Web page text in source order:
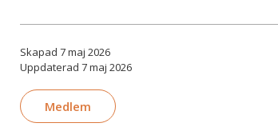
Skapad 7 maj 2026
Uppdaterad 7 maj 2026
Medlem